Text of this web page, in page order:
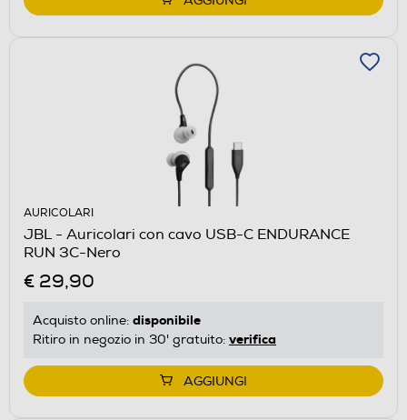
AURICOLARI
JBL - Auricolari con cavo USB-C ENDURANCE
RUN 3C-Nero
€ 29,90
Acquisto online: disponibile
Ritiro in negozio in 30' gratuito: verifica
AGGIUNGI